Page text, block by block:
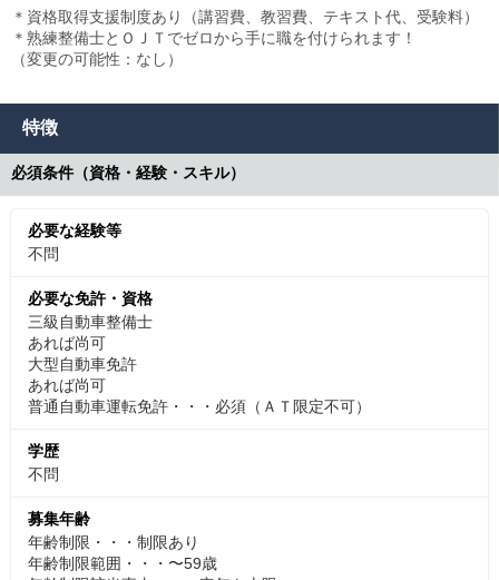
＊資格取得支援制度あり（講習費、教習費、テキスト代、受験料）
＊熟練整備士とＯＪＴでゼロから手に職を付けられます！
（変更の可能性：なし）
特徴
必須条件（資格・経験・スキル）
必要な経験等
不問
必要な免許・資格
三級自動車整備士
あれば尚可
大型自動車免許
あれば尚可
普通自動車運転免許・・・必須（ＡＴ限定不可）
学歴
不問
募集年齢
年齢制限・・・制限あり
年齢制限範囲・・・〜59歳